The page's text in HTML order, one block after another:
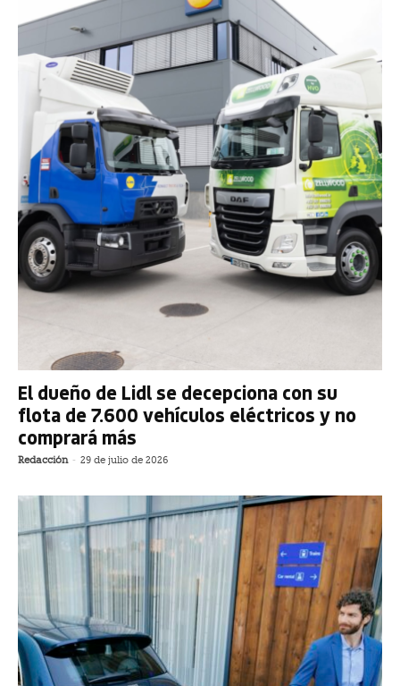
El dueño de Lidl se decepciona con su
flota de 7.600 vehículos eléctricos y no
comprará más
Redacción - 29 de julio de 2026